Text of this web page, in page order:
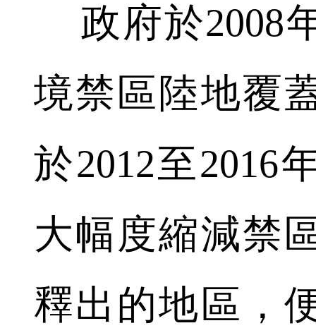
政府於2008
境禁區陸地覆
於2012至2016
大幅度縮減禁
釋出的地區，